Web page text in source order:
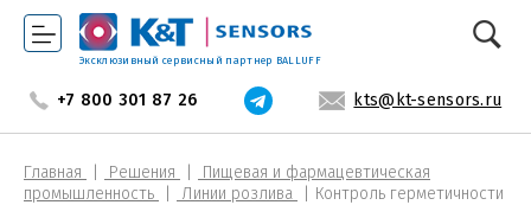
Эксклюзивный сервисный партнер BALLUFF
+7 800 301 87 26 kts@kt-sensors.ru
Главная Решения
Пищевая и фармацевтическая
промышленность
Линии розлива Контроль герметичности